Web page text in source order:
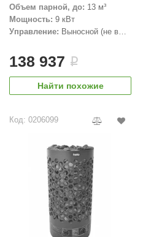
Объем парной, до: 13 м³
Мощность: 9 кВт
Управление: Выносной (не в
138 937 i
Найти похожие
Код: 0206099